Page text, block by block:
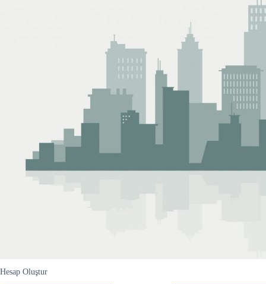
Hesap Oluştur